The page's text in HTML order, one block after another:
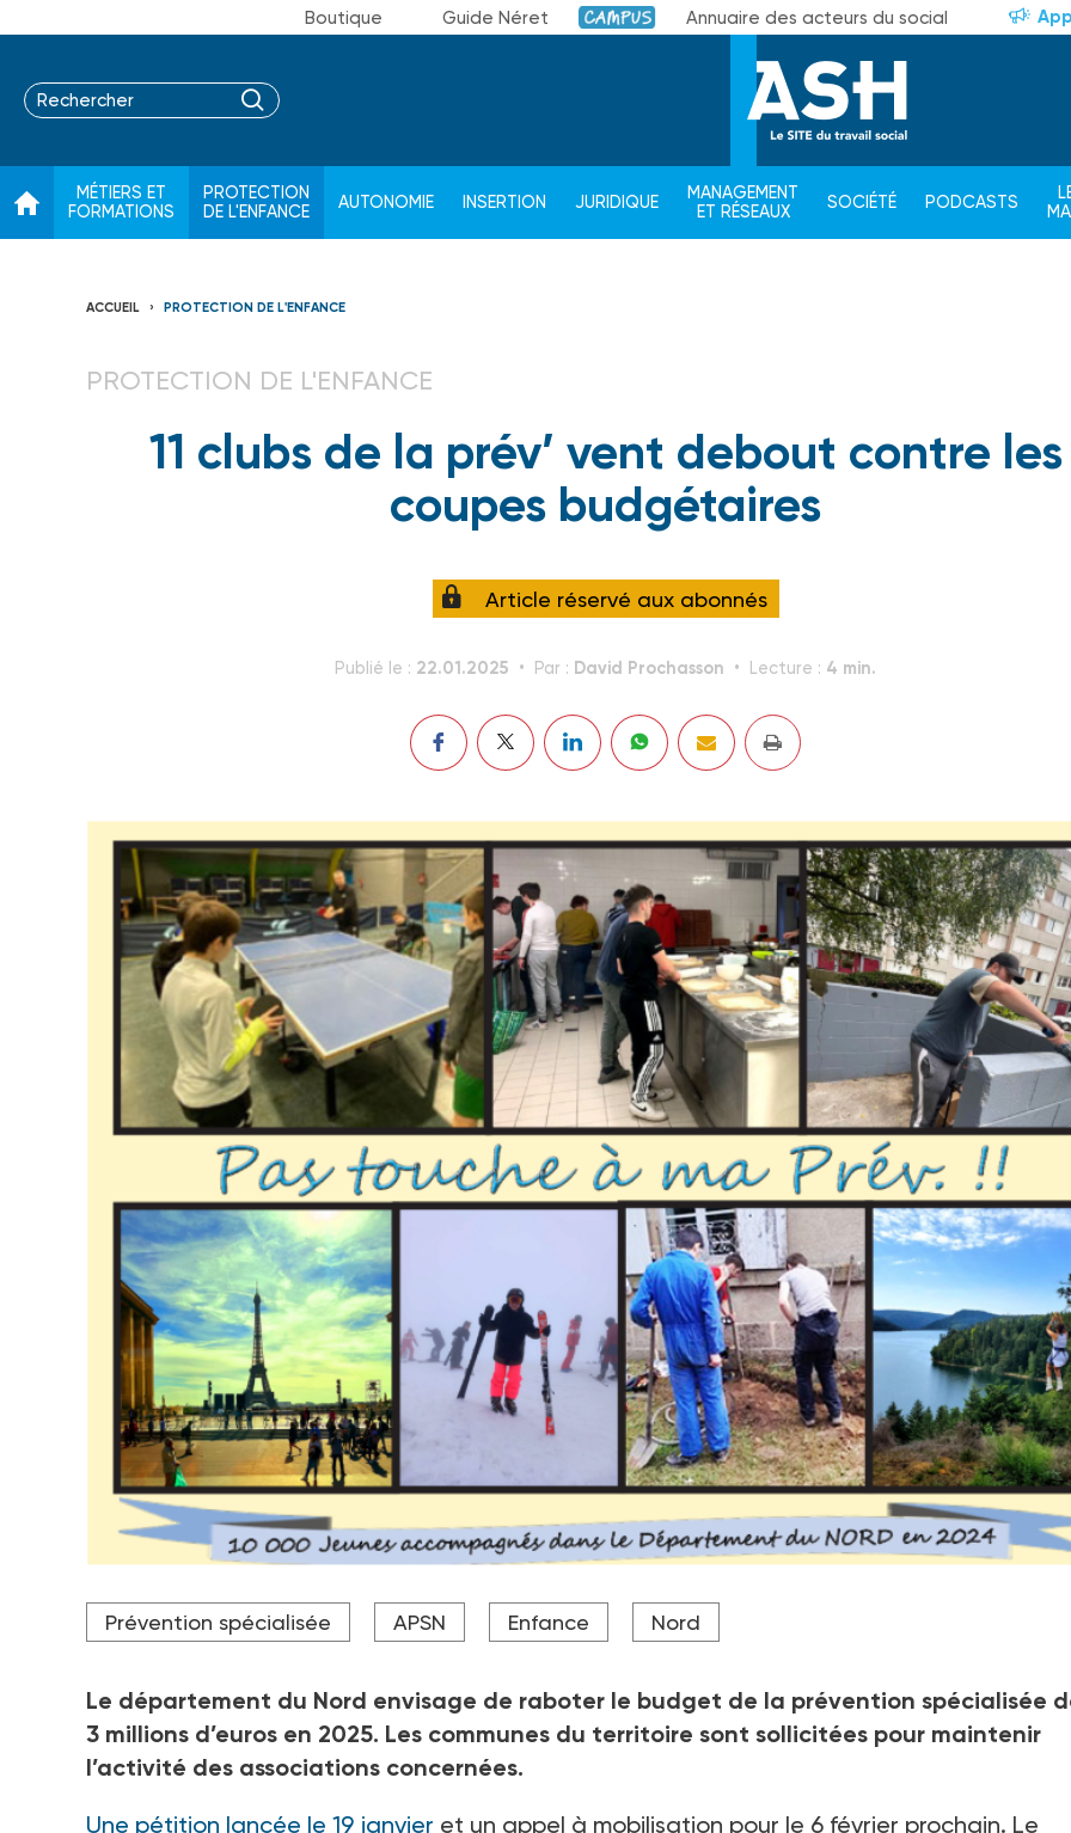
Boutique Guide Néret Campus Annuaire des acteurs du social
MÉTIERS ET
FORMATIONS
PROTECTION
DE L'ENFANCE
AUTONOMIE INSERTION JURIDIQUE
MANAGEMENT
ET RÉSEAUX
SOCIÉTÉ PODCASTS
ACCUEIL PROTECTION DE L'ENFANCE
PROTECTION DE L'ENFANCE
11 clubs de la prév’ vent debout contre les
coupes budgétaires
Article réservé aux abonnés
Publié le : 22.01.2025 Par : David Prochasson Lecture : 4 min.
« La prévention spécialisée en danger », alerte le collectif dans une pétition qui rassemblait, trois jours après son
lancement, plus de 2 000 signatures.
Prévention spécialisée APSN Enfance Nord
Le département du Nord envisage de raboter le budget de la prévention spécialisée
3 millions d’euros en 2025. Les communes du territoire sont sollicitées pour maintenir
l’activité des associations concernées.
Une pétition lancée le 19 janvier et un appel à mobilisation pour le 6 février prochain. Le